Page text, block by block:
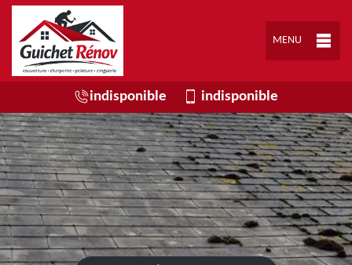
MENU
indisponible indisponible